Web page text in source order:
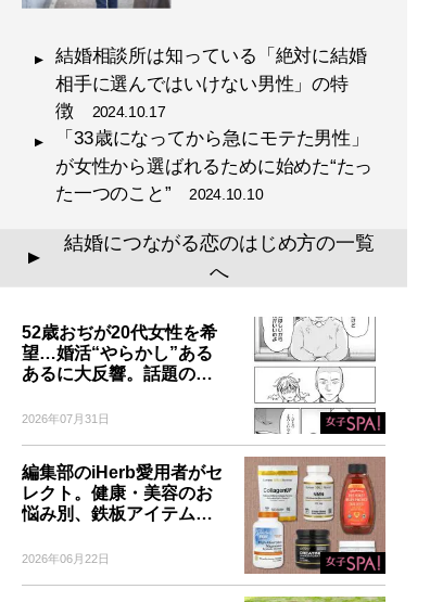
結婚相談所は知っている「絶対に結婚
相手に選んではいけない男性」の特
徴
2024.10.17
「33歳になってから急にモテた男性」
が女性から選ばれるために始めた“たっ
た一つのこと” 2024.10.10
▲
結婚につながる恋のはじめ方の一覧
へ
52歳おぢが20代女性を希
望…婚活“やらかし”ある
あるに大反響。話題の…
2026年07月31日
編集部のiHerb愛用者がセ
レクト。健康・美容のお
悩み別、鉄板アイテム…
2026年06月22日